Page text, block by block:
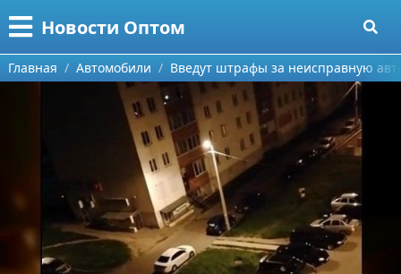
Новости Оптом
Меню
Главная
Информационные технологии
Автомобили
Знаменитости
Политика
Контакты
Сотрудничество
Главная Автомобили Введут штрафы за неисправную